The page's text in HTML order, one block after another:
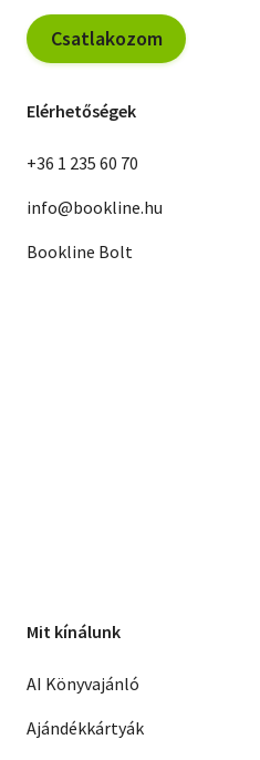
Csatlakozom
Elérhetőségek
+36 1 235 60 70
info@bookline.hu
Bookline Bolt
Mit kínálunk
AI Könyvajánló
Ajándékkártyák